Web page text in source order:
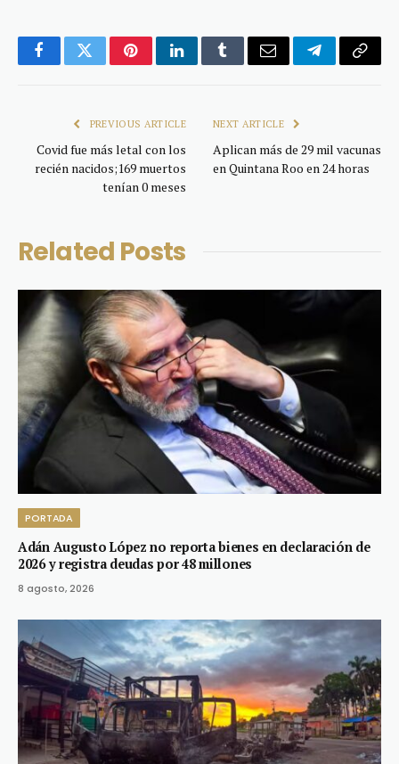
FacebookTwitterPinterestLinkedInTumblrEmail TelegramCopy
PREVIOUS ARTICLE
Covid fue más letal con los
recién nacidos;169 muertos
tenían 0 meses
NEXT ARTICLE
Aplican más de 29 mil vacunas
en Quintana Roo en 24 horas
Related Posts
PORTADA
Adán Augusto López no reporta bienes en declaración de
2026 y registra deudas por 48 millones
8 agosto, 2026